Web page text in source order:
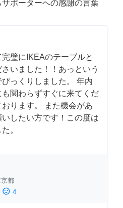
ポーターへの感謝の言葉
璧にIKEAのテーブルと
いました！！あっという
っくりしました。 年内
関わらずすぐに来てくだ
ります。 また機会があ
したい方です！この度は
。
都
sentiment_dissatisfied 4